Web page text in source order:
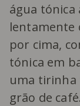
água tónica
lentamente
por cima,
tónica em
uma tirinha
grão de